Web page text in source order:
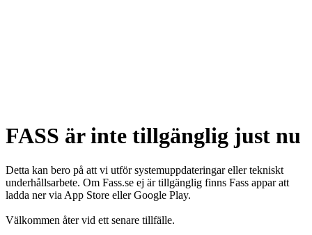
FASS är inte tillgänglig just nu
Detta kan bero på att vi utför systemuppdateringar eller tekniskt
underhållsarbete. Om Fass.se ej är tillgänglig finns Fass appar att
ladda ner via App Store eller Google Play.
Välkommen åter vid ett senare tillfälle.